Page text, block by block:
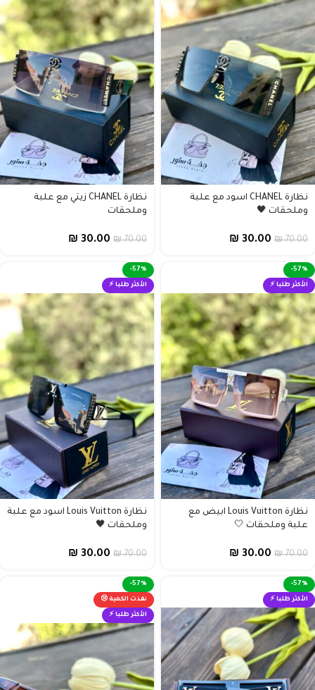
نظارة CHANEL اسود مع علبة
وملحقات 🖤
₪70.00
₪ 30.00
نظارة CHANEL زيتي مع علبة
وملحقات
₪70.00
₪ 30.00
-57%
الأكثر طلبا ⚡
نظارة Louis Vuitton ابيض مع
علبة وملحقات 🤍
₪70.00
₪ 30.00
-57%
الأكثر طلبا ⚡
نظارة Louis Vuitton اسود مع علبة
وملحقات 🖤
₪70.00
₪ 30.00
-57%
الأكثر طلبا ⚡
-57%
نفذت الكمية 😢
الأكثر طلبا ⚡